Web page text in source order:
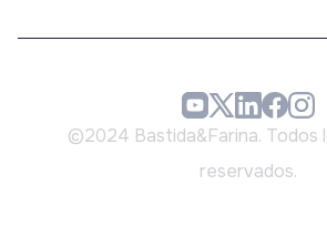
©2024 Bastida&Farina. Todos
reservados.